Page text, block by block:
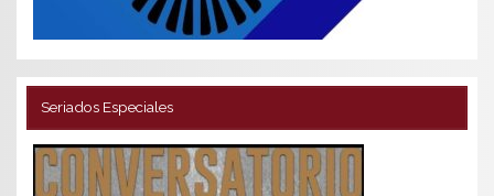
Seriados Especiales